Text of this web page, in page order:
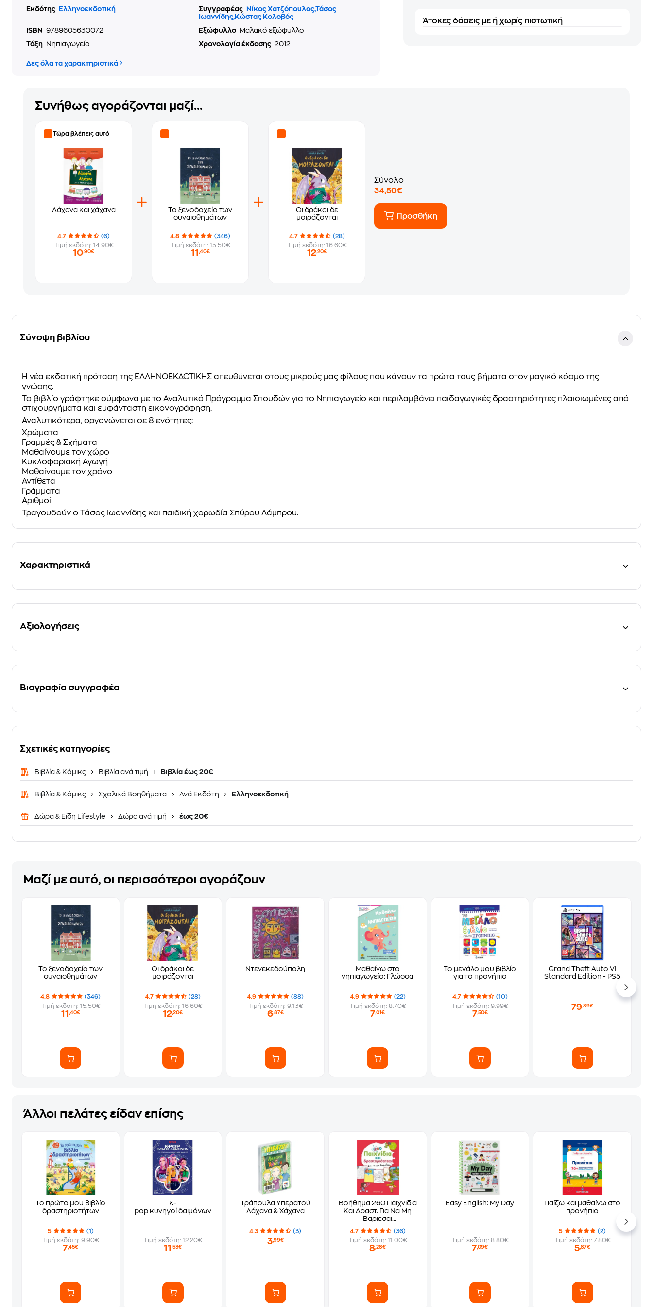
Εκδότης Ελληνοεκδοτική Συγγραφέας
Νίκος Χατζόπουλος,Τάσος
Ιωαννίδης,Κώστας Κολοβός
ISBN
9789605630072 Εξώφυλλο
Μαλακό εξώφυλλο
Τάξη
Νηπιαγωγείο Χρονολογία έκδοσης 2012
Δες όλα τα χαρακτηριστικά
Άτοκες δόσεις με ή χωρίς πιστωτική
Συνήθως αγοράζονται μαζί...
Τώρα βλέπεις αυτό
Λάχανα και χάχανα
4.7
(6)
Τιμή εκδότη: 14.90€
10,90€
Το ξενοδοχείο των
συναισθημάτων
4.8
(346)
Τιμή εκδότη: 15.50€
11 ,40€
Οι δράκοι δε
μοιράζονται
4.7
(28)
Τιμή εκδότη: 16.60€
12,20€
Σύνολο
34,50€
Προσθήκη
Σύνοψη βιβλίου
Η νέα εκδοτική πρόταση της ΕΛΛΗΝΟΕΚΔΟΤΙΚΗΣ απευθύνεται στους μικρούς μας φίλους που κάνουν τα πρώτα τους βήματα στον μαγικό κόσμο της
γνώσης.
Το βιβλίο γράφτηκε σύμφωνα με το Αναλυτικό Πρόγραμμα Σπουδών για το Νηπιαγωγείο και περιλαμβάνει παιδαγωγικές δραστηριότητες πλαισιωμένες από
στιχουργήματα και ευφάνταστη εικονογράφηση.
Αναλυτικότερα, οργανώνεται σε 8 ενότητες:
Χρώματα
Γραμμές & Σχήματα
Μαθαίνουμε τον χώρο
Κυκλοφοριακή Αγωγή
Μαθαίνουμε τον χρόνο
Αντίθετα
Γράμματα
Αριθμοί
Τραγουδούν ο Τάσος Ιωαννίδης και παιδική χορωδία Σπύρου Λάμπρου.
Χαρακτηριστικά
Αξιολογήσεις
Βιογραφία συγγραφέα
Σχετικές κατηγορίες
Βιβλία & Κόμικς Βιβλία ανά τιμή Βιβλία έως 20€
Βιβλία & Κόμικς Σχολικά Βοηθήματα Ανά Εκδότη Ελληνοεκδοτική
Δώρα & Είδη Lifestyle Δώρα ανά τιμή έως 20€
Μαζί με αυτό, οι περισσότεροι αγοράζουν
Το ξενοδοχείο των
συναισθημάτων
4.8
(346)
Τιμή εκδότη: 15.50€
11 ,40€
Οι δράκοι δε
μοιράζονται
4.7
(28)
Τιμή εκδότη: 16.60€
12,20€
Ντενεκεδούπολη
4.9
(88)
Τιμή εκδότη: 9.13€
6,87€
Μαθαίνω στο
νηπιαγωγείο: Γλώσσα
4.9
(22)
Τιμή εκδότη: 8.70€
7,01€
Το μεγάλο μου βιβλίο
για το προνήπιο
4.7
(10)
Τιμή εκδότη: 9.99€
7,50€
Grand Theft Auto VI
Standard Edition - PS5
79,89€
Άλλοι πελάτες είδαν επίσης
Το πρώτο μου βιβλίο
δραστηριοτήτων
5
(1)
Τιμή εκδότη: 9.90€
7,45€
K-
pop κυνηγοί δαιμόνων
Τιμή εκδότη: 12.20€
11,53€
Τράπουλα Υπερατού
Λάχανα & Χάχανα
4.3 (3)
3,99€
Βοήθημα 260 Παιχνιδια
Και Δραστ. Για Να Μη
Βαριεσαι
(Μεταίχμιο/Carboneill
Bénédicte)
4.7
(36)
Τιμή εκδότη: 11.00€
8,28€
Easy English: My Day
Τιμή εκδότη: 8.80€
7,09€
Παίζω και μαθαίνω στο
προνήπιο
5
(2)
Τιμή εκδότη: 7.80€
5,87€